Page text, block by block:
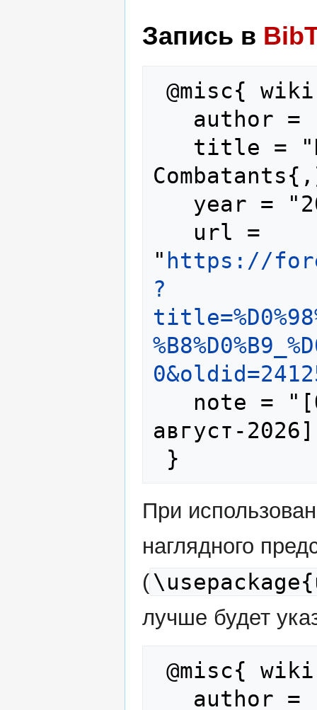
Запись в
" https://
?
август-
При
наглядного
(
лучше будет